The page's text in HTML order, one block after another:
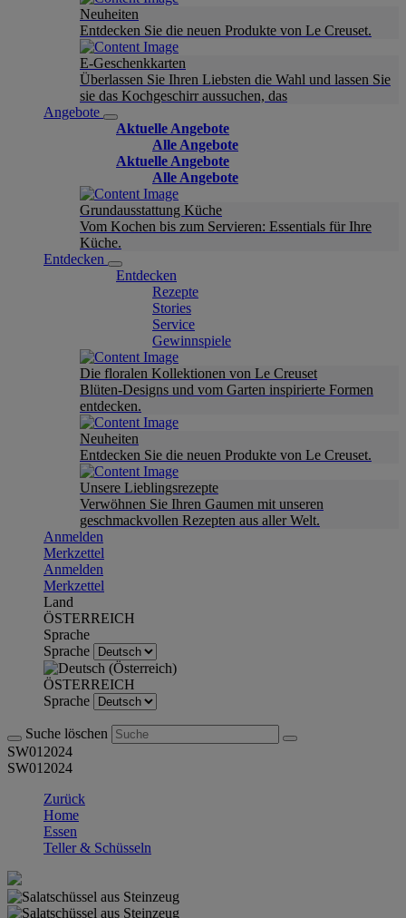
Neuheiten
Entdecken Sie die neuen Produkte von Le Creuset.
E-Geschenkkarten
Überlassen Sie Ihren Liebsten die Wahl und lassen Sie
sie das Kochgeschirr aussuchen, das
Angebote
Aktuelle Angebote
Alle Angebote
Aktuelle Angebote
Alle Angebote
Grundausstattung Küche
Vom Kochen bis zum Servieren: Essentials für Ihre
Küche.
Entdecken
Entdecken
Rezepte
Stories
Service
Gewinnspiele
Die floralen Kollektionen von Le Creuset
Blüten-Designs und vom Garten inspirierte Formen
entdecken.
Neuheiten
Entdecken Sie die neuen Produkte von Le Creuset.
Unsere Lieblingsrezepte
Verwöhnen Sie Ihren Gaumen mit unseren
geschmackvollen Rezepten aus aller Welt.
Anmelden
Merkzettel
Anmelden
Merkzettel
Land
ÖSTERREICH
Sprache
Sprache
ÖSTERREICH
Sprache
Suche löschen
SW012024
SW012024
Zurück
Home
Essen
Teller & Schüsseln